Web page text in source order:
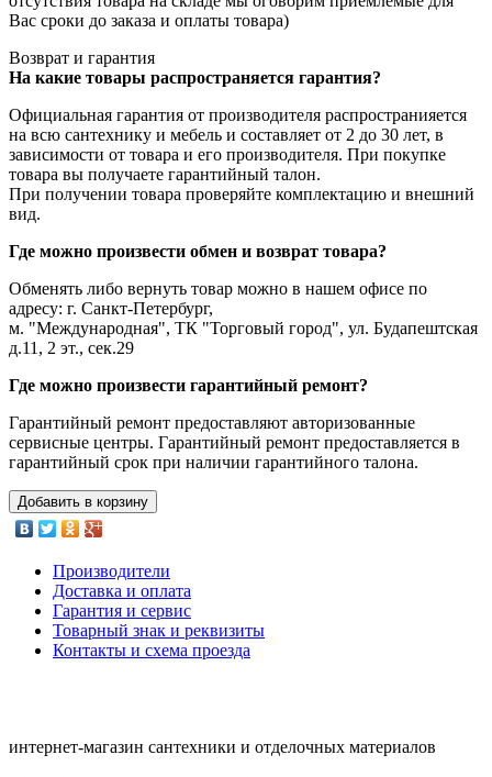
Вас сроки до заказа и оплаты товара)
Возврат и гарантия
На какие товары распространяется гарантия?
Официальная гарантия от производителя распространияется
на всю сантехнику и мебель и составляет от 2 до 30 лет, в
зависимости от товара и его производителя. При покупке
товара вы получаете гарантийный талон.
При получении товара проверяйте комплектацию и внешний
вид.
Где можно произвести обмен и возврат товара?
Обменять либо вернуть товар можно в нашем офисе по
адресу: г. Санкт-Петербург,
м. "Международная", ТК "Торговый город", ул. Будапештская
д.11, 2 эт., сек.29
Где можно произвести гарантийный ремонт?
Гарантийный ремонт предоставляют авторизованные
сервисные центры. Гарантийный ремонт предоставляется в
гарантийный срок при наличии гарантийного талона.
Добавить в корзину
Производители
Доставка и оплата
Гарантия и сервис
Товарный знак и реквизиты
Контакты и схема проезда
интернет-магазин сантехники и отделочных материалов